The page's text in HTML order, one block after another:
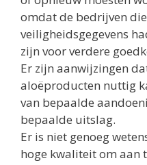
omdat de bedrijven
veiligheidsgegevens
zijn voor verdere
Er zijn aanwijzingen
aloëproducten nuttig
van bepaalde
bepaalde uitslag.
Er is niet genoeg
hoge kwaliteit om aan